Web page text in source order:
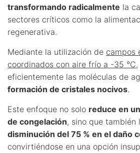
transformando radicalmente la
sectores críticos como la
regenerativa.
Mediante la utilización de campos
coordinados con aire frío a -35 °C
eficientemente las moléculas de
formación de cristales nocivos.
Este enfoque no solo reduce en
de congelación, sino que también
disminución del 75 % en el daño
convirtiéndose en una opción